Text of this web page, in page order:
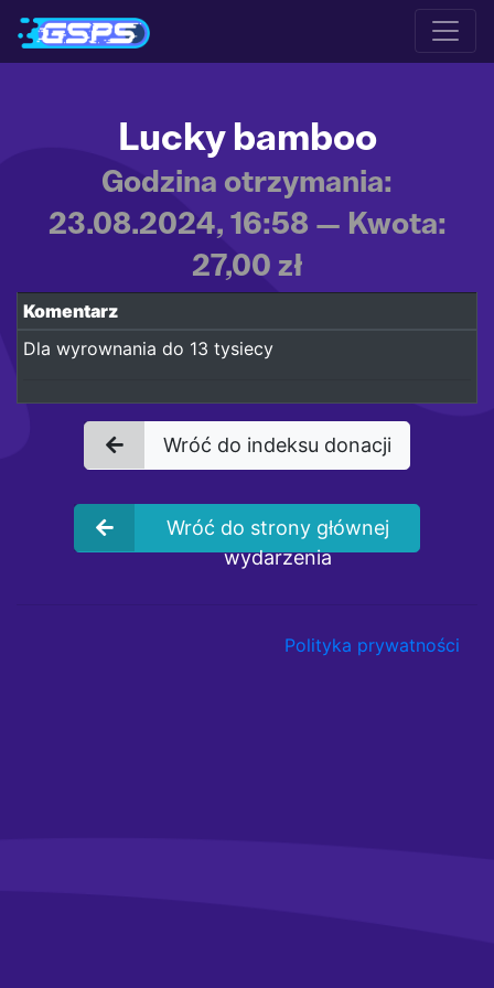
Lucky bamboo
Godzina otrzymania:
23.08.2024, 16:58 — Kwota:
27,00 zł
Komentarz
Dla wyrownania do 13 tysiecy
Wróć do indeksu donacji
Wróć do strony głównej
wydarzenia
Polityka prywatności